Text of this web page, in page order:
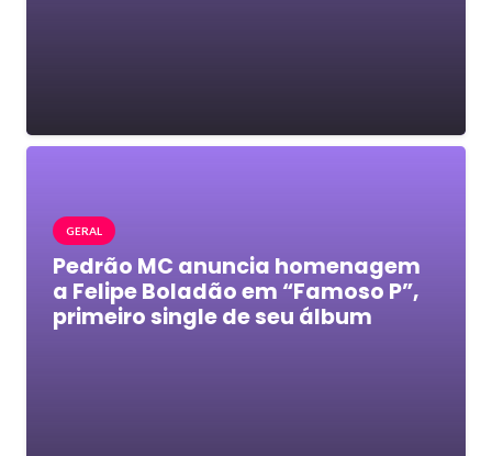
GERAL
Pedrão MC anuncia homenagem
a Felipe Boladão em “Famoso P”,
primeiro single de seu álbum